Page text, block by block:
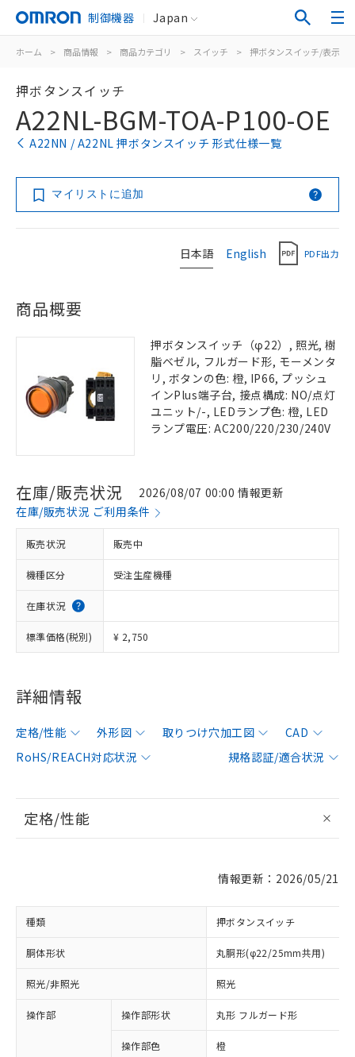
制御機器 Japan
ホーム > 商品情報 > 商品カテゴリ > スイッチ > 押ボタンスイッチ/表示灯
押ボタンスイッチ
A22NL-BGM-TOA-P100-OE
A22NN / A22NL 押ボタンスイッチ 形式仕様一覧
マイリストに追加
日本語 English PDF出力
商品概要
押ボタンスイッチ（φ22）, 照光, 樹
脂ベゼル, フルガード形, モーメンタ
リ, ボタンの色: 橙, IP66, プッシュ
インPlus端子台, 接点構成: NO/点灯
ユニット/-, LEDランプ色: 橙, LED
ランプ電圧: AC200/220/230/240V
在庫/販売状況
2026/08/07 00:00 情報更新
在庫/販売状況 ご利用条件
販売状況 販売中
機種区分 受注生産機種
在庫状況
標準価格(税別) ¥ 2,750
詳細情報
定格/性能 外形図 取りつけ穴加工図
CAD
RoHS/REACH対応状況
規格認証/適合状況
定格/性能
情報更新：2026/05/21
種類 押ボタンスイッチ
胴体形状 丸胴形(φ22/25mm共用)
照光/非照光 照光
操作部 操作部形状 丸形 フルガード形
操作部色 橙